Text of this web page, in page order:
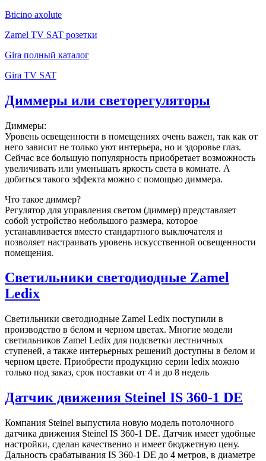
Bticino axolute
Zamel TV SAT розетки
Gira полный каталог
Gira TV SAT
Диммеры или светорегуляторы
Диммеры:
Уровень освещенности в помещениях очень важен, так как от
него зависит не только уют интерьера, но и здоровье глаз.
Сейчас все большую популярность приобретает возможность
увеличивать или уменьшать яркость света в комнате. А
добиться такого эффекта можно с помощью диммера.
Что такое диммер?
Регулятор для управления светом (диммер) представляет
собой устройство небольшого размера, которое
устанавливается вместо стандартного выключателя и
позволяет настраивать уровень искусственной освещенности
помещения.
Светильники светодиодные Zamel
Ledix
Светильники светодиодные Zamel Ledix поступили в
производство в белом и черном цветах. Многие модели
светильников Zamel Ledix для подсветки лестничных
ступеней, а также интерьерных решений доступны в белом и
черном цвете. Приобрести продукцию серии ledix можно
только под заказ, срок поставки от 4 и до 8 недель
Датчик движения Steinel IS 360-1 DE
Компания Steinel выпустила новую модель потолочного
датчика движения Steinel IS 360-1 DE. Датчик имеет удобные
настройки, сделан качественно и имеет бюджетную цену.
Дальность срабатывания IS 360-1 DE до 4 метров, в диаметре